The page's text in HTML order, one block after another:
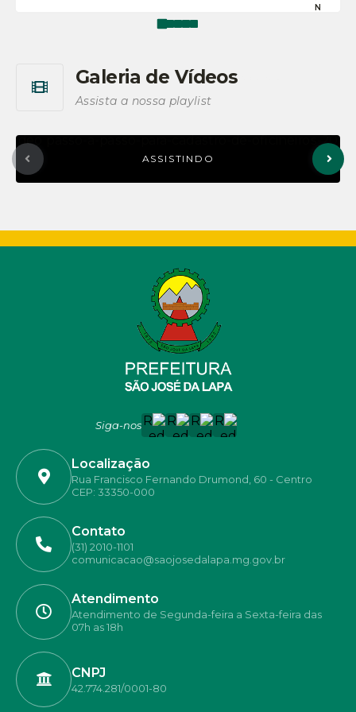
N
Galeria de Vídeos
Assista a nossa playlist
Ver mais
Siga-nos
Localização
Rua Francisco Fernando Drumond, 60 - Centro
CEP: 33350-000
Contato
(31) 2010-1101
comunicacao@saojosedalapa.mg.gov.br
Atendimento
Atendimento de Segunda-feira a Sexta-feira das
07h as 18h
CNPJ
42.774.281/0001-80